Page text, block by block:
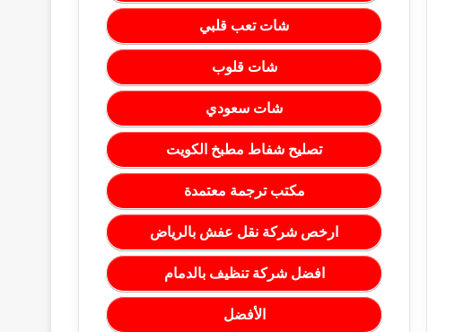
شات تعب قلبي
شات قلوب
شات سعودي
تصليح شفاط مطبخ الكويت
مكتب ترجمة معتمدة
ارخص شركة نقل عفش بالرياض
افضل شركة تنظيف بالدمام
الأفضل